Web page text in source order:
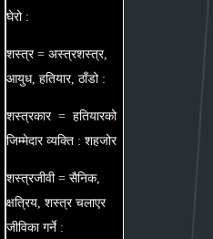
घेरो :
शस्त्र = अस्त्रशस्त्र,
आयुध, हतियार, ठाँडो :
शस्त्रकार = हतियारको
जिम्मेदार व्यक्ति : शहजोर
शस्त्रजीवी = सैनिक,
क्षत्रिय, शस्त्र चलाएर
जीविका गर्ने :